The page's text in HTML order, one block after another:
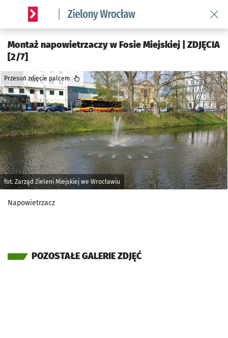
Serwis informacyjny wroclaw.pl podserwis: Środowisko we
Montaż napowietrzaczy w Fosie Miejskiej | ZDJĘCIA
[2/7]
fot. Zarząd Zieleni Miejskiej we Wrocławiu
Przesuń zdjęcie palcem
Napowietrzacz
POZOSTAŁE GALERIE ZDJĘĆ